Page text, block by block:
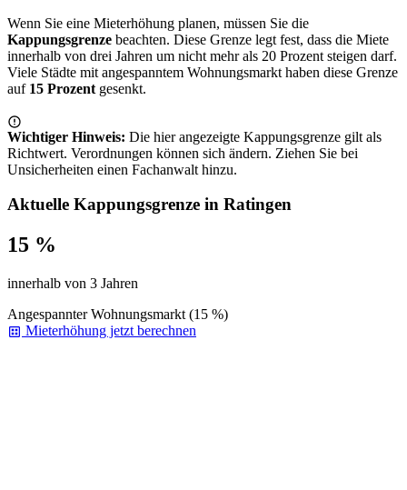
Wenn Sie eine Mieterhöhung planen, müssen Sie die
Kappungsgrenze beachten. Diese Grenze legt fest, dass die Miete
innerhalb von drei Jahren um nicht mehr als 20 Prozent steigen darf.
Viele Städte mit angespanntem Wohnungsmarkt haben diese Grenze
auf 15 Prozent gesenkt.
Wichtiger Hinweis: Die hier angezeigte Kappungsgrenze gilt als
Richtwert. Verordnungen können sich ändern. Ziehen Sie bei
Unsicherheiten einen Fachanwalt hinzu.
Aktuelle Kappungsgrenze in Ratingen
15 %
innerhalb von 3 Jahren
Angespannter Wohnungsmarkt (15 %)
Mieterhöhung jetzt berechnen